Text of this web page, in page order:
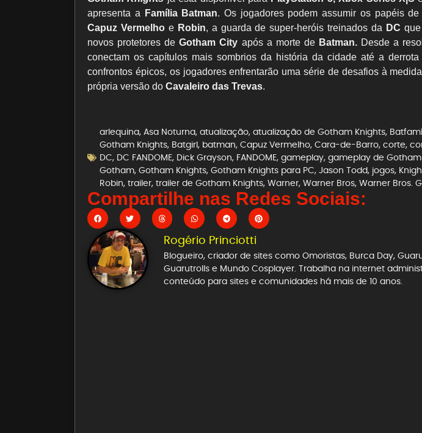
apresenta a
Família Batman. Os jogadores podem assumir os papéis de
Capuz Vermelhoe Robin, a guarda de super-heróis treinados da DC
novos protetores deGotham City após a morte de Batman. Desde a
conectam os capítulos mais sombrios da história da cidade até a
confrontos épicos, os jogadores enfrentarão uma série de desafios à
própria versão do Cavaleiro das Trevas.
arlequina, Asa Noturna, atualização, atualização de Gotham Knights,
Gotham Knights, Batgirl, batman, Capuz Vermelho, Cara-de-Barro, corte,
DC, DC FANDOME, Dick Grayson, FANDOME, gameplay, gameplay de
Gotham, Gotham Knights, Gotham Knights para PC, Jason Todd, jogos,
Robin, trailer, trailer de Gotham Knights, Warner, Warner Bros, Warner Bros.
Compartilhe nas Redes Sociais:
Rogério Princiotti
Blogueiro, criador de sites como Omoristas, Burca Day,
Guarutrolls e Mundo Cosplayer. Trabalha na internet
conteúdo para sites e comunidades há mais de 10 anos.